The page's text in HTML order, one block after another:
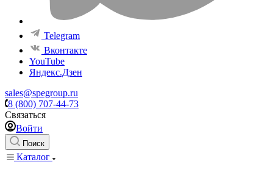
Telegram
Вконтакте
YouTube
Яндекс.Дзен
sales@spegroup.ru
8 (800) 707-44-73
Связаться
Войти
Поиск
Каталог